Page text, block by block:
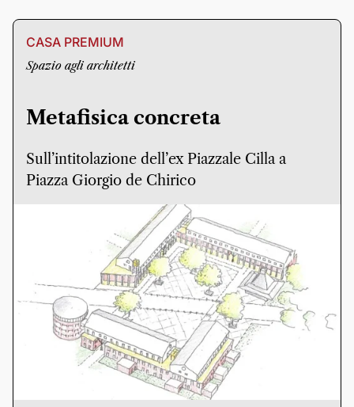
CASA PREMIUM
Spazio agli architetti
Metafisica concreta
Sull’intitolazione dell’ex Piazzale Cilla a
Piazza Giorgio de Chirico